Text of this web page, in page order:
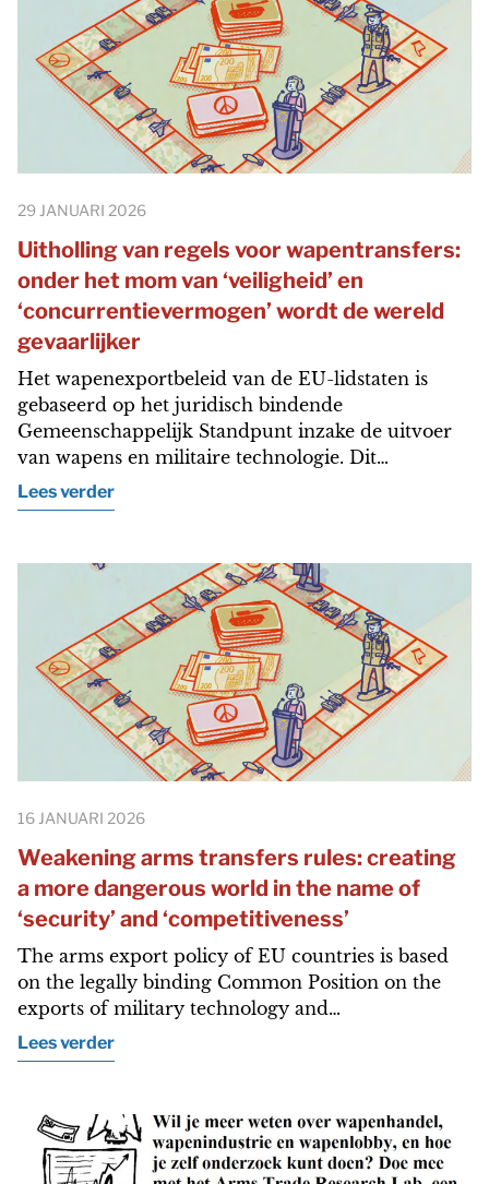
29 JANUARI 2026
Uitholling van regels voor wapentransfers:
onder het mom van ‘veiligheid’ en
‘concurrentievermogen’ wordt de wereld
gevaarlijker
Het wapenexportbeleid van de EU-lidstaten is
gebaseerd op het juridisch bindende
Gemeenschappelijk Standpunt inzake de uitvoer
van wapens en militaire technologie. Dit…
Lees verder
16 JANUARI 2026
Weakening arms transfers rules: creating
a more dangerous world in the name of
‘security’ and ‘competitiveness’
The arms export policy of EU countries is based
on the legally binding Common Position on the
exports of military technology and…
Lees verder